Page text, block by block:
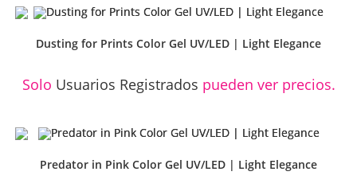
Dusting for Prints Color Gel UV/LED | Light Elegance
Solo Usuarios Registrados pueden ver precios.
Predator in Pink Color Gel UV/LED | Light Elegance